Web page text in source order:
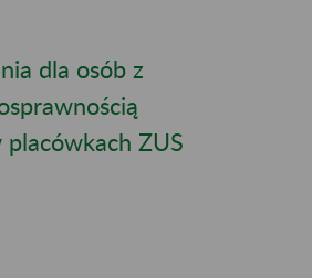
dla osób z
ZUS